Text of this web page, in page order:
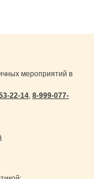
мероприятий в
22-14, 8-999-077-